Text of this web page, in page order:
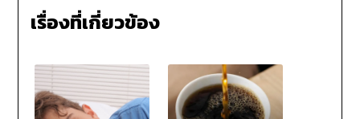
เรื่องที่เกี่ยวข้อง